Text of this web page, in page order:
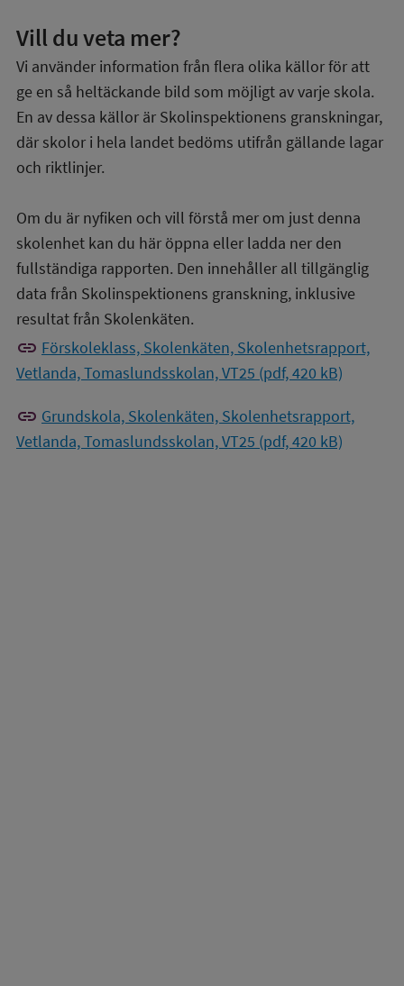
Vill du veta mer?
Vi använder information från flera olika källor för att
ge en så heltäckande bild som möjligt av varje skola.
En av dessa källor är Skolinspektionens granskningar,
där skolor i hela landet bedöms utifrån gällande lagar
och riktlinjer.
Om du är nyfiken och vill förstå mer om just denna
skolenhet kan du här öppna eller ladda ner den
fullständiga rapporten. Den innehåller all tillgänglig
data från Skolinspektionens granskning, inklusive
resultat från Skolenkäten.
link Förskoleklass, Skolenkäten, Skolenhetsrapport,
Vetlanda, Tomaslundsskolan, VT25 (pdf, 420 kB)
link Grundskola, Skolenkäten, Skolenhetsrapport,
Vetlanda, Tomaslundsskolan, VT25 (pdf, 420 kB)